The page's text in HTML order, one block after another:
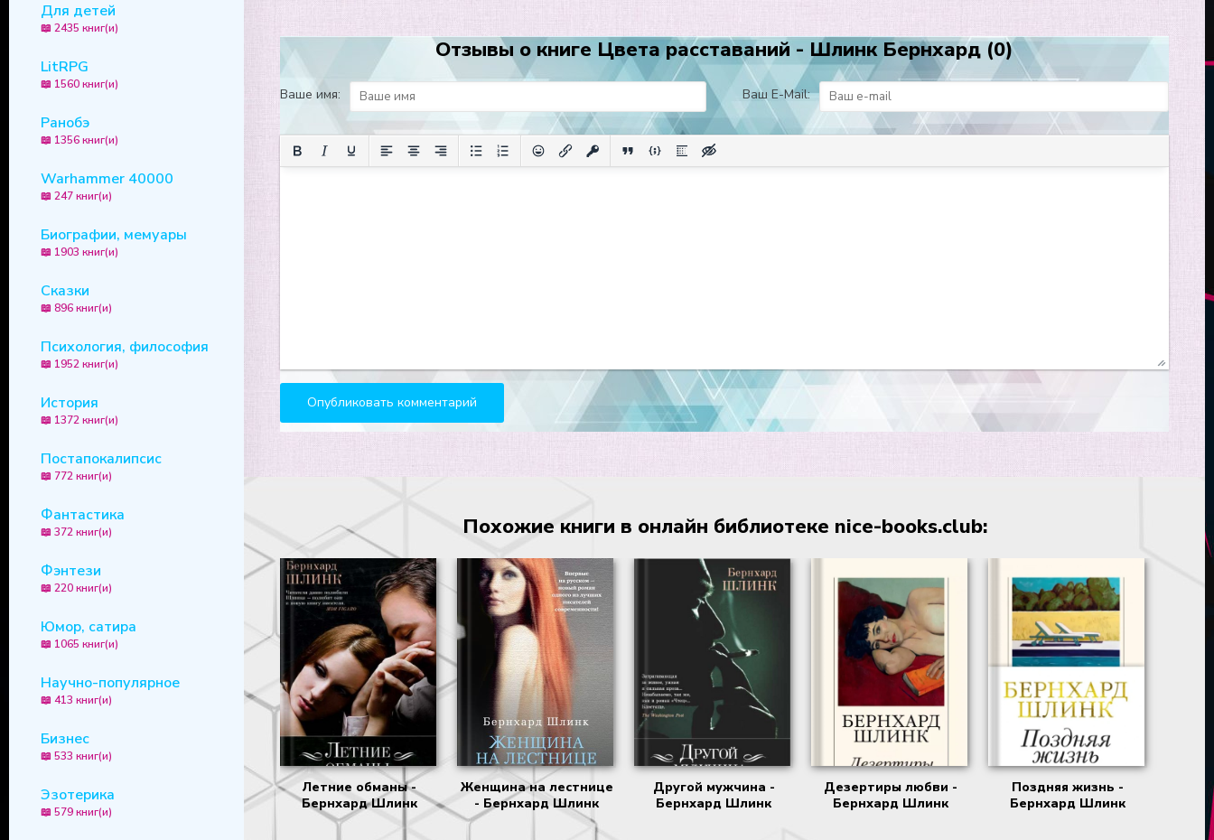
Для детей
📖 2435 книг(и)
LitRPG
📖 1560 книг(и)
Ранобэ
📖 1356 книг(и)
Warhammer 40000
📖 247 книг(и)
Биографии, мемуары
📖 1903 книг(и)
Сказки
📖 896 книг(и)
Психология, философия
📖 1952 книг(и)
История
📖 1372 книг(и)
Постапокалипсис
📖 772 книг(и)
Фантастика
📖 372 книг(и)
Фэнтези
📖 220 книг(и)
Юмор, сатира
📖 1065 книг(и)
Научно-популярное
📖 413 книг(и)
Бизнес
📖 533 книг(и)
Эзотерика
📖 579 книг(и)
Отзывы о книге Цвета расставаний - Шлинк Бернхард (0)
Ваше имя: Ваш E-Mail:
Похожие книги в онлайн библиотеке nice-books.club:
Летние обманы -
Бернхард Шлинк
Женщина на лестнице
- Бернхард Шлинк
Другой мужчина -
Бернхард Шлинк
Дезертиры любви -
Бернхард Шлинк
Поздняя жизнь -
Бернхард Шлинк